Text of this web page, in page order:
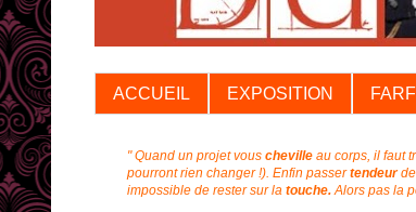
ACCUEIL EXPOSITION
" Quand un projet vous cheville au corps, il faut
pourront rien changer !). Enfin passertendeurde
impossible de rester sur la touche.Alors pas la